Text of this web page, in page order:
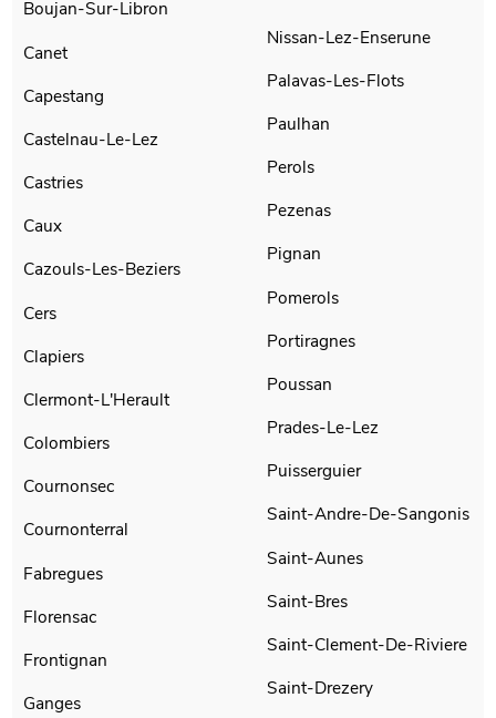
Boujan-Sur-Libron
Canet
Capestang
Castelnau-Le-Lez
Castries
Caux
Cazouls-Les-Beziers
Cers
Clapiers
Clermont-L'Herault
Colombiers
Cournonsec
Cournonterral
Fabregues
Florensac
Frontignan
Ganges
Nissan-Lez-Enserune
Palavas-Les-Flots
Paulhan
Perols
Pezenas
Pignan
Pomerols
Portiragnes
Poussan
Prades-Le-Lez
Puisserguier
Saint-Andre-De-Sangonis
Saint-Aunes
Saint-Bres
Saint-Clement-De-Riviere
Saint-Drezery